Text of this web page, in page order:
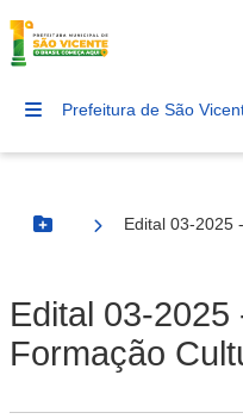
Prefeitura de São
Botão Menu
Edital 03-2025
Edital 03-
Formação